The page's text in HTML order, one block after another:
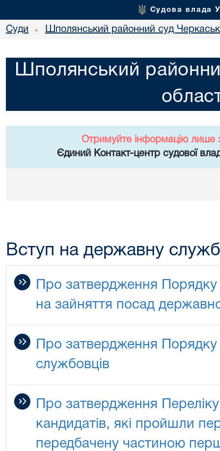
Судова влада
Суди • Шполянський районний суд
Шполянський
Отримуйте інформацію лише
Єдиний Контакт-центр судової
Вступ на державну
Про затвердження
на зайняття посад
Про затвердження
службовців
Про затвердження
кандидатів, які пройшли
передбачену частиною